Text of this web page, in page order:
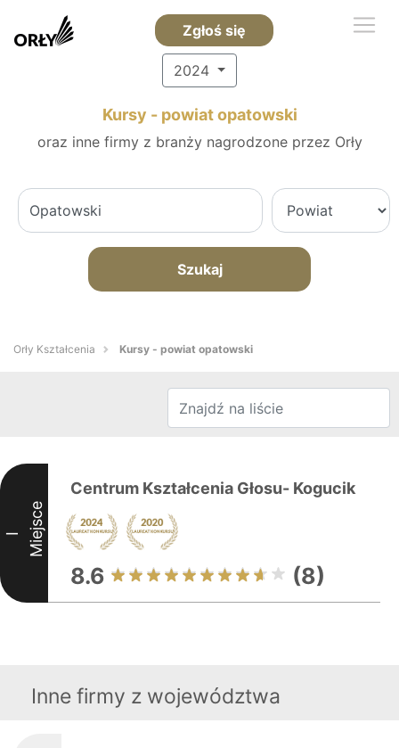
Zgłoś się
2024
Kursy - powiat opatowski
oraz inne firmy z branży nagrodzone przez Orły
Szukaj
Orły Kształcenia Kursy - powiat opatowski
I Miejsce
Centrum Kształcenia Głosu- Kogucik
8.6 (8)
Inne firmy z województwa